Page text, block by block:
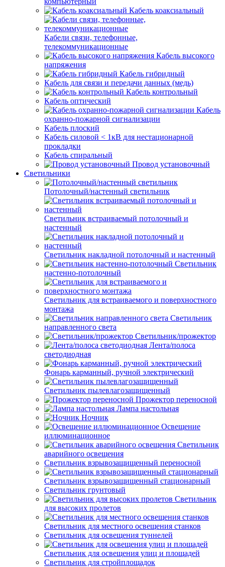
Кабель коаксиальный
Кабели связи, телефонные,
телекоммуникационные
Кабель высокого
напряжения
Кабель гибридный
Кабель для связи и передачи данных (медь)
Кабель контрольный
Кабель оптический
Кабель
охранно-пожарной сигнализации
Кабель плоский
Кабель силовой < 1кВ для нестационарной
прокладки
Кабель спиральный
Провод установочный
Светильники
Потолочный/настенный светильник
Светильник встраиваемый потолочный и
настенный
Светильник накладной потолочный и настенный
Светильник
настенно-потолочный
Светильник для встраиваемого и поверхностного
монтажа
Светильник
направленного света
Светильник/прожектор
Лента/полоса
светодиодная
Фонарь карманный, ручной электрический
Светильник пылевлагозащищенный
Прожектор переносной
Лампа настольная
Ночник
Освещение
иллюминационное
Светильник
аварийного освещения
Светильник взрывозащищенный переносной
Светильник взрывозащищенный стационарный
Светильник грунтовый
Светильник
для высоких пролетов
Светильник для местного освещения станков
Светильник для освещения туннелей
Светильник для освещения улиц и площадей
Светильник для стройплощадок